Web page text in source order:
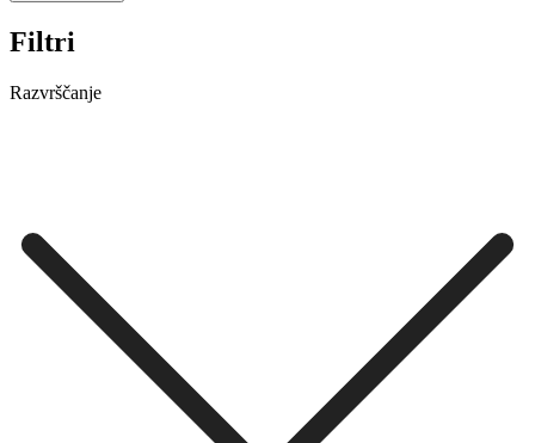
Filtri
Razvrščanje